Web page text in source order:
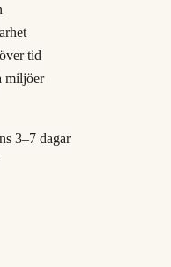
tid
miljöer
3–7 dagar